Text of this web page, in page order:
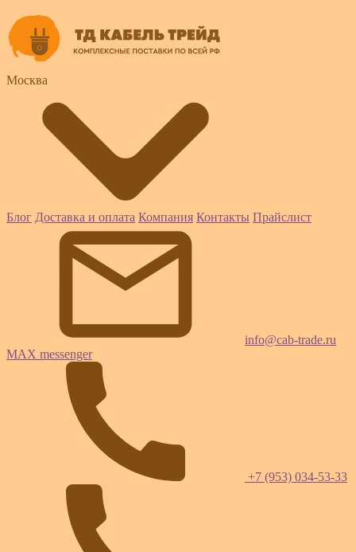
Москва
Блог Доставка и оплата Компания Контакты Прайслист
info@cab-trade.ru
MAX messenger
+7 (953) 034-53-33